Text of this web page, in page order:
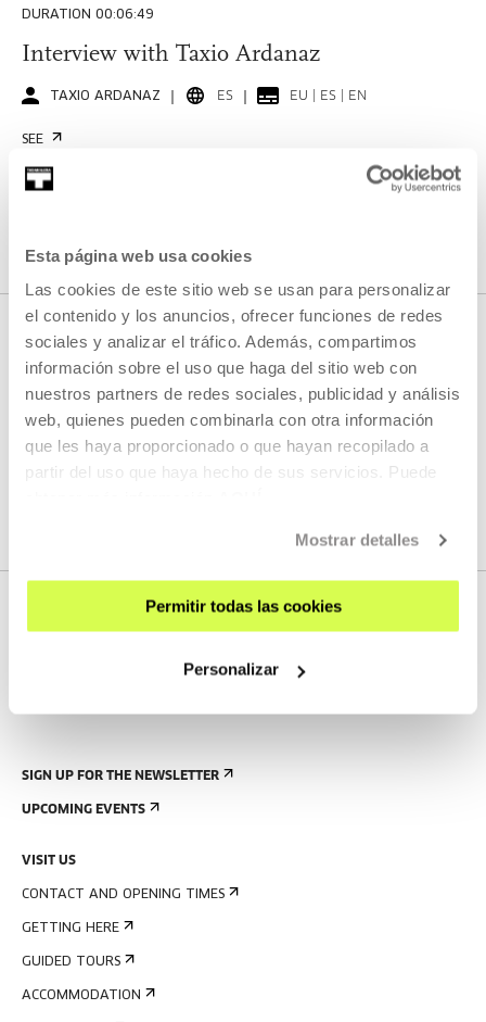
Esta página web usa cookies
Las cookies de este sitio web se usan para personalizar
el contenido y los anuncios, ofrecer funciones de redes
sociales y analizar el tráfico. Además, compartimos
información sobre el uso que haga del sitio web con
nuestros partners de redes sociales, publicidad y análisis
web, quienes pueden combinarla con otra información
que les haya proporcionado o que hayan recopilado a
partir del uso que haya hecho de sus servicios. Puede
Mostrar detalles
Permitir todas las cookies
Personalizar
DURATION 00:06:49
Interview with Taxio Ardanaz
TAXIO ARDANAZ ES EU | ES | EN
SEE
NEXT LIVE STREAMS
We do not have any new streams scheduled
SIGN UP FOR THE NEWSLETTER
UPCOMING EVENTS
VISIT US
CONTACT AND OPENING TIMES
GETTING HERE
GUIDED TOURS
ACCOMMODATION